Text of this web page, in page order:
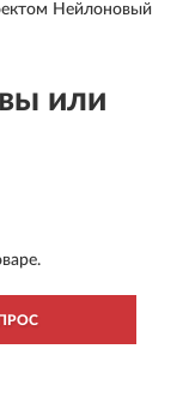
Нейлоновый
или